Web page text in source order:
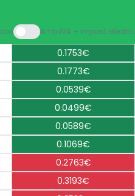
Amb IVA + impost elèctric
0.1753€
0.1773€
0.0539€
0.0499€
0.0589€
0.1069€
0.2763€
0.3193€